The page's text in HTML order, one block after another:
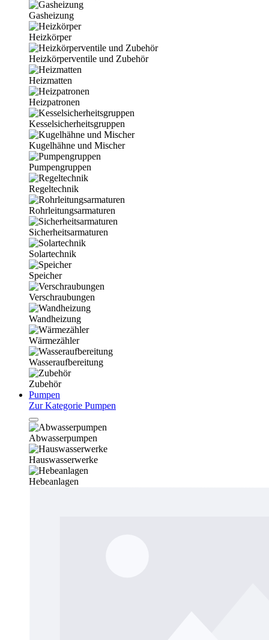
Gasheizung
Heizkörper
Heizkörperventile und Zubehör
Heizmatten
Heizpatronen
Kesselsicherheitsgruppen
Kugelhähne und Mischer
Pumpengruppen
Regeltechnik
Rohrleitungsarmaturen
Sicherheitsarmaturen
Solartechnik
Speicher
Verschraubungen
Wandheizung
Wärmezähler
Wasseraufbereitung
Zubehör
Pumpen
Zur Kategorie Pumpen
Abwasserpumpen
Hauswasserwerke
Hebeanlagen